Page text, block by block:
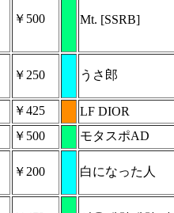
￥500 Mt. [SSRB]
￥250 うさ郎
￥425
LF DIOR
￥500 モタスポAD
￥200 白になった人